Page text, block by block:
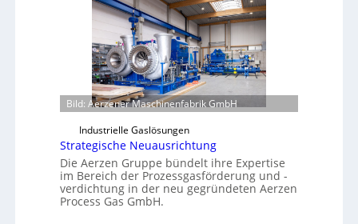
e
r
k
z
e
u
g
p
r
o
r
i
d
e
G
r
e
i
f
e
a
Bild: Aerzener Maschinenfabrik GmbH
Industrielle Gaslösungen
Strategische Neuausrichtung
Die Aerzen Gruppe bündelt ihre Expertise
im Bereich der Prozessgasförderung und -
verdichtung in der neu gegründeten Aerzen
Process Gas GmbH.